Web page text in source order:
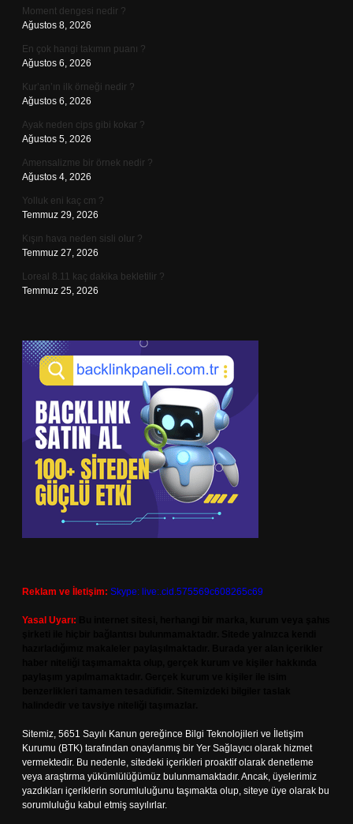
Moment dengesi nedir ?
Ağustos 8, 2026
En çok hangi takımın puanı ?
Ağustos 6, 2026
Kur’an’ın ilk örneği nedir ?
Ağustos 6, 2026
Ayak neden cips gibi kokar ?
Ağustos 5, 2026
Amensalizme bir örnek nedir ?
Ağustos 4, 2026
Yolluk eni kaç cm ?
Temmuz 29, 2026
Kışın hava neden sisli olur ?
Temmuz 27, 2026
Loreal 8.11 kaç dakika bekletilir ?
Temmuz 25, 2026
Reklam ve İletişim: Skype: live:.cid.575569c608265c69
Yasal Uyarı:
Sitemiz, 5651 Sayılı Kanun gereğince Bilgi Teknolojileri ve İletişim
Kurumu (BTK) tarafından onaylanmış bir Yer Sağlayıcı olarak hizmet
vermektedir. Bu nedenle, sitedeki içerikleri proaktif olarak denetleme
veya araştırma yükümlülüğümüz bulunmamaktadır. Ancak, üyelerimiz
yazdıkları içeriklerin sorumluluğunu taşımakta olup, siteye üye olarak bu
sorumluluğu kabul etmiş sayılırlar.